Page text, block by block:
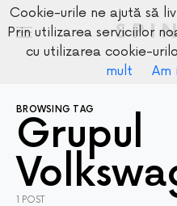
BROWSING TAG
Grupul
1 POST
Cookie-urile ne ajută să
Prin utilizarea serviciilor
cu utilizarea cookie-
mult
Am